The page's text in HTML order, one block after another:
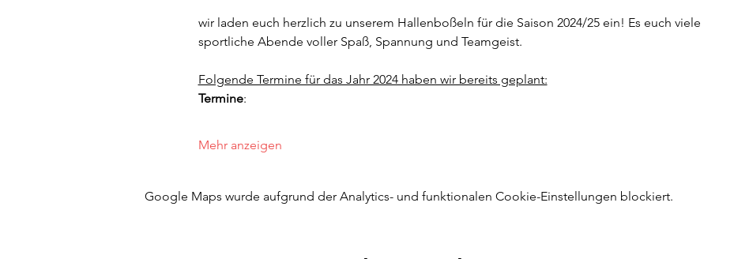
wir laden euch herzlich zu unserem Hallenboßeln für die Saison 2024/25 ein! Es euch viele
sportliche Abende voller Spaß, Spannung und Teamgeist.
Folgende Termine für das Jahr 2024 haben wir bereits geplant:
Termine:
Mehr anzeigen
Google Maps wurde aufgrund der Analytics- und funktionalen Cookie-Einstellungen blockiert.